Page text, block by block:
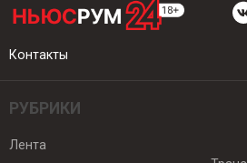
Контакты
РУБРИКИ
Лента